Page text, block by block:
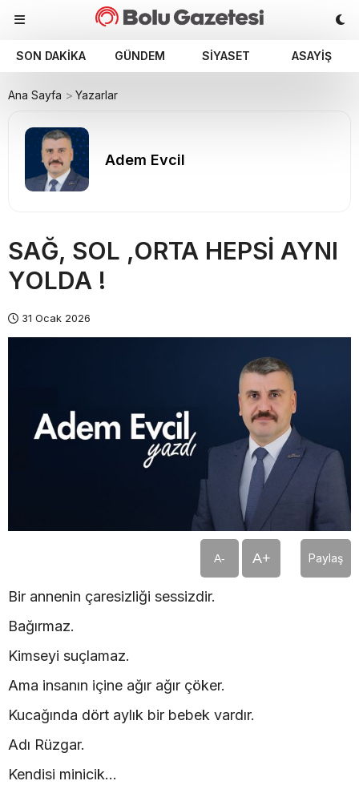
SON DAKIKA GÜNDEM SIYASET ASAYIŞ
Ana Sayfa Yazarlar
Adem Evcil
SAĞ, SOL ,ORTA HEPSİ AYNI
YOLDA !
31 Ocak 2026
A- A+ Paylaş
Bir annenin çaresizliği sessizdir.
Bağırmaz.
Kimseyi suçlamaz.
Ama insanın içine ağır ağır çöker.
Kucağında dört aylık bir bebek vardır.
Adı Rüzgar.
Kendisi minicik…